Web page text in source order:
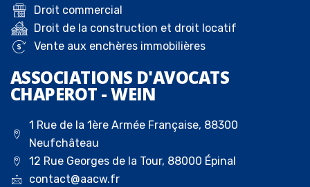
Droit commercial
Droit de la construction et droit locatif
Vente aux enchères immobilières
ASSOCIATIONS D'AVOCATS
CHAPEROT - WEIN
1 Rue de la 1ère Armée Française, 88300
Neufchâteau
12 Rue Georges de la Tour, 88000 Épinal
contact@aacw.fr